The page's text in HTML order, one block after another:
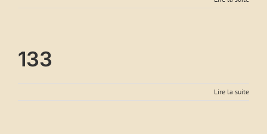
133
Lire la suite